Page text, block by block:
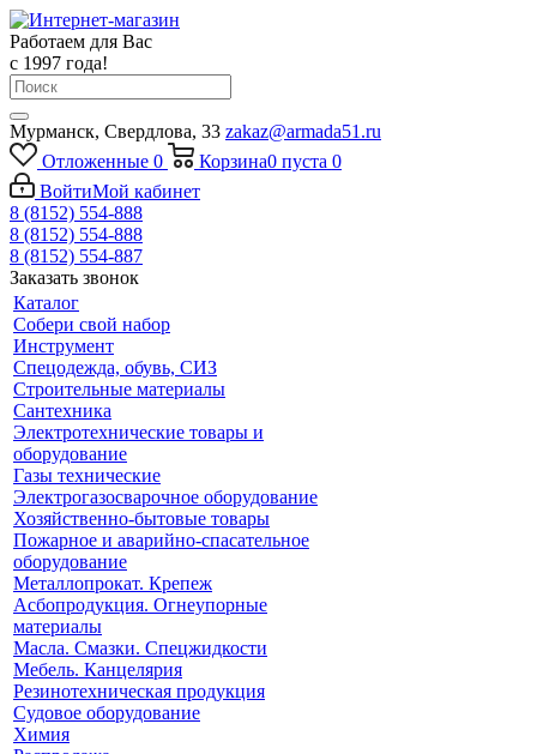
Работаем для Вас
с 1997 года!
Мурманск, Свердлова, 33 zakaz@armada51.ru
Отложенные 0 Корзина0 пуста 0
ВойтиМой кабинет
8 (8152) 554-888
8 (8152) 554-888
8 (8152) 554-887
Заказать звонок
Каталог
Собери свой набор
Инструмент
Спецодежда, обувь, СИЗ
Строительные материалы
Сантехника
Электротехнические товары и
оборудование
Газы технические
Электрогазосварочное оборудование
Хозяйственно-бытовые товары
Пожарное и аварийно-спасательное
оборудование
Металлопрокат. Крепеж
Асбопродукция. Огнеупорные
материалы
Масла. Смазки. Спецжидкости
Мебель. Канцелярия
Резинотехническая продукция
Судовое оборудование
Химия